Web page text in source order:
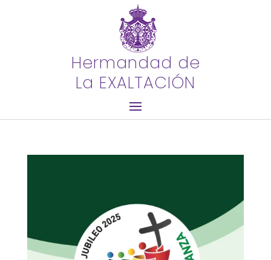
Hermandad de
La EXALTACIÓN